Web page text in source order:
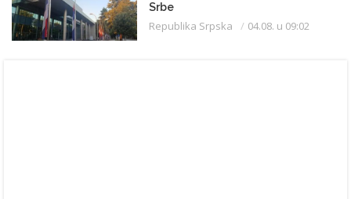
Srbe
Republika Srpska 04.08. u 09:02